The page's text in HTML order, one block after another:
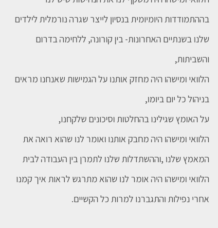
בההתמודדות היומיומית בנסיון לייצר שגרה נורמלית לילדים
שלנו בשנתיים האחרונות- בין קורונה, ללחימה בדרום
והשביתות,⁠
הלוואי ומישהו היה מחזק אותנו על הגמישות שאנחנו מראים
בניהול כל יום ביומו, ⁠
על האומץ שגילינו בהחלטות וסיכונים שלקחנו,⁠
הלוואי ומישהו היה מחבק אותנו ואומר לנו שהוא רואה את
המאמץ שלנו ,וההשתדלות שלנו לתמרן בין העבודה לבית⁠
הלוואי ומישהו היה אומר לנו שהוא מתרגש לראות איך קמנו
אחרי נפילות והתגברנו למרות כל הקשיים.⁠